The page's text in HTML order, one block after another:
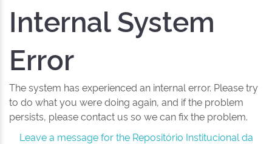
Internal System
Error
The system has experienced an internal error. Please try
to do what you were doing again, and if the problem
persists, please contact us so we can fix the problem.
Leave a message for the Repositório Institucional da